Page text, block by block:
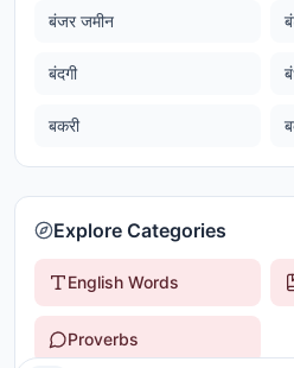
बंजर जमीन
बंदगी
बकरी
Explore Categories
English Words
Proverbs